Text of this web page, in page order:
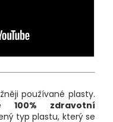
používané plasty.
je100% zdravotní
typ plastu, který se